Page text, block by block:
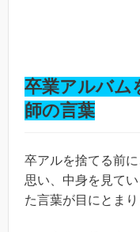
卒業アルバム
師の言葉
卒アルを捨てる前
思い、中身を見て
た言葉が目にとまり